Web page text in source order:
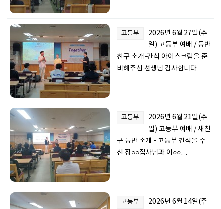
고등부
2026년 6월 27일(주
일) 고등부 예배 / 등반
친구 소개-간식 아이스크림을 준
비해주신 선생님 감사합니다.
고등부
2026년 6월 21일(주
일) 고등부 예배 / 새친
구 등반 소개 - 고등부 간식을 주
신 장○○집사님과 이○○…
고등부
2026년 6월 14일(주